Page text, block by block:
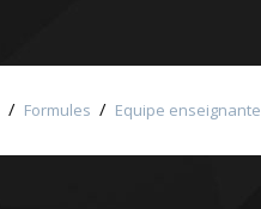
/ Formules / Equipe enseignante